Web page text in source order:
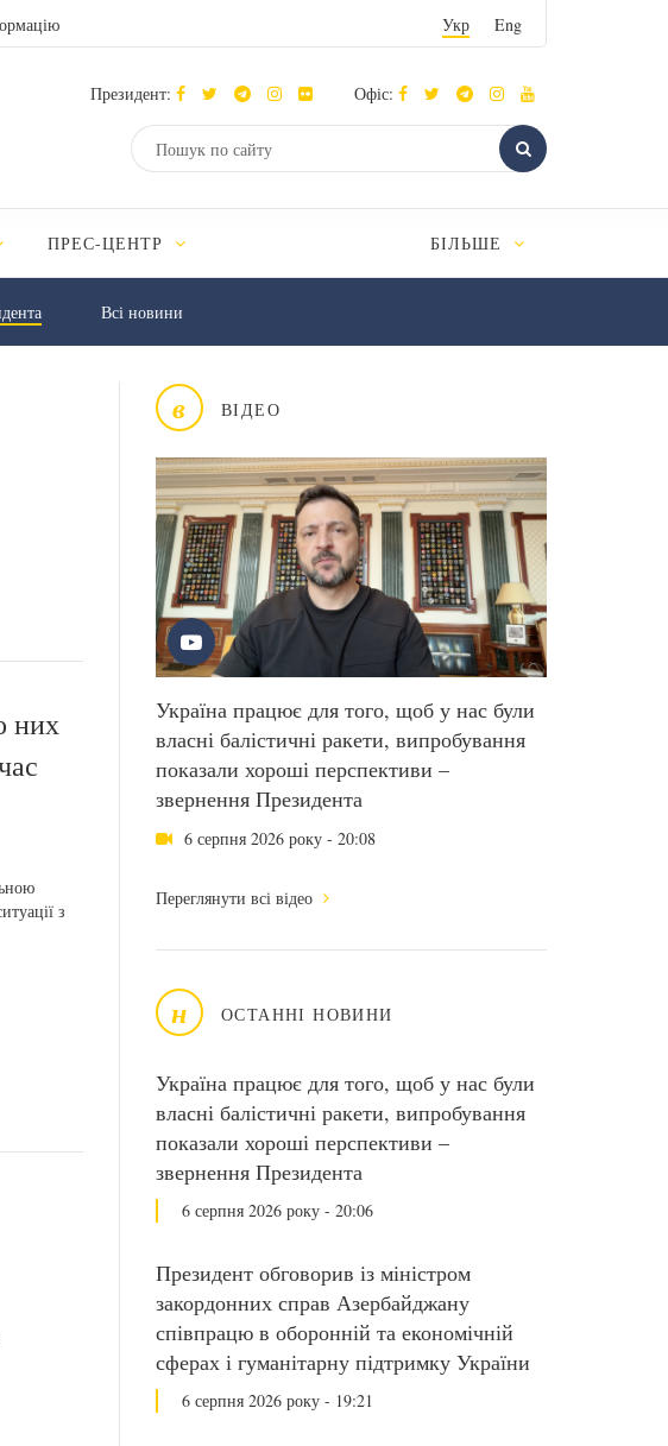
Укр Eng
Президент: Офіс:
ПРЕС-ЦЕНТР БІЛЬШЕ
Всі новини
в ВІДЕО
Україна працює для того, щоб у нас були
власні балістичні ракети, випробування
показали хороші перспективи –
звернення Президента
6 серпня 2026 року - 20:08
Переглянути всі відео
н ОСТАННІ НОВИНИ
Україна працює для того, щоб у нас були
власні балістичні ракети, випробування
показали хороші перспективи –
звернення Президента
6 серпня 2026 року - 20:06
Президент обговорив із міністром
закордонних справ Азербайджану
співпрацю в оборонній та економічній
сферах і гуманітарну підтримку України
6 серпня 2026 року - 19:21
них
з